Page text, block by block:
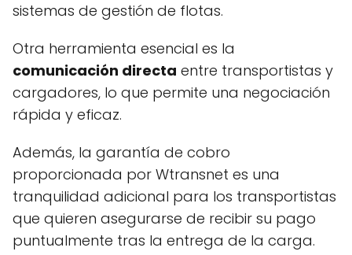
sistemas de gestión de flotas.
Otra herramienta esencial es la
comunicación directa entre transportistas y
cargadores, lo que permite una negociación
rápida y eficaz.
Además, la garantía de cobro
proporcionada por Wtransnet es una
tranquilidad adicional para los transportistas
que quieren asegurarse de recibir su pago
puntualmente tras la entrega de la carga.